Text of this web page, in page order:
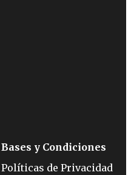
Bases y Condiciones
Políticas de Privacidad